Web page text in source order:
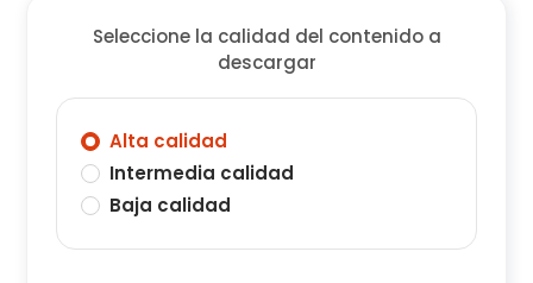
Seleccione la calidad del contenido a
descargar
Alta calidad
Intermedia calidad
Baja calidad